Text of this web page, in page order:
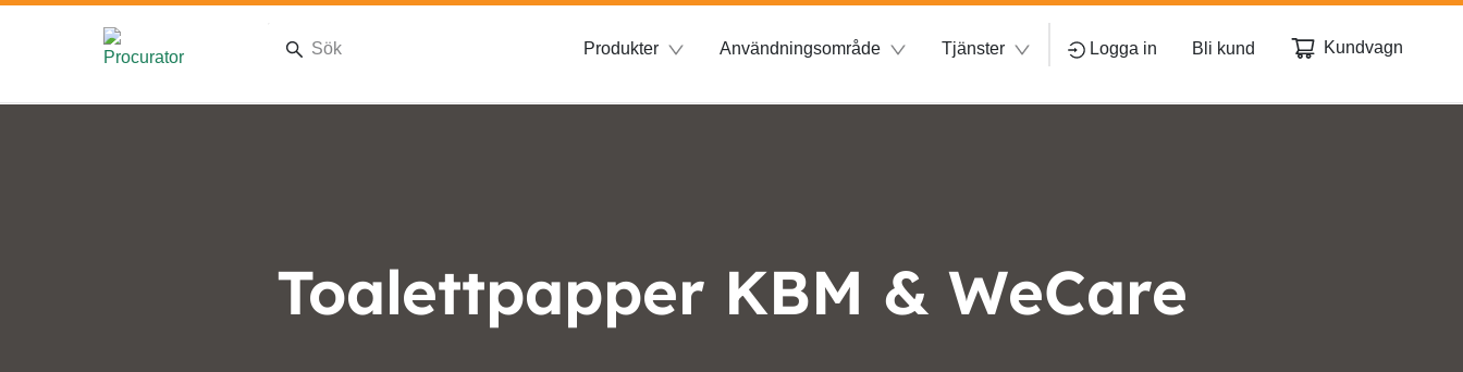
Produkter Användningsområde Tjänster Logga in Bli kund Kundvagn
Toalettpapper KBM & WeCare